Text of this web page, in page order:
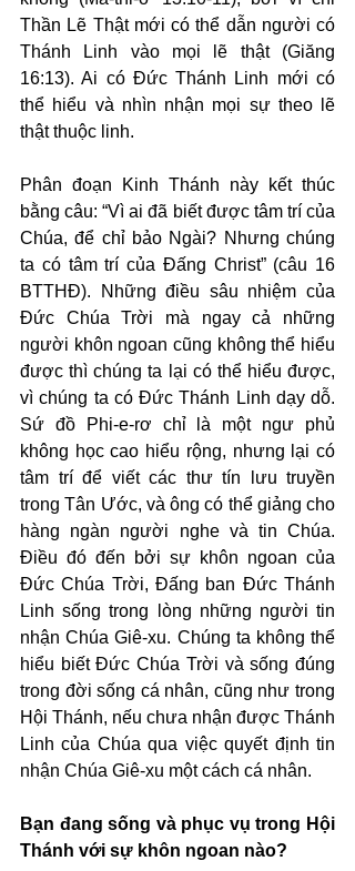
Thần Lẽ Thật mới có thể dẫn người có
Thánh Linh vào mọi lẽ thật (Giăng
16:13). Ai có Đức Thánh Linh mới có
thể hiểu và nhìn nhận mọi sự theo lẽ
thật thuộc linh.
Phân đoạn Kinh Thánh này kết thúc
bằng câu: “Vì ai đã biết được tâm trí của
Chúa, để chỉ bảo Ngài? Nhưng chúng
ta có tâm trí của Đấng Christ” (câu 16
BTTHĐ). Những điều sâu nhiệm của
Đức Chúa Trời mà ngay cả những
người khôn ngoan cũng không thể hiểu
được thì chúng ta lại có thể hiểu được,
vì chúng ta có Đức Thánh Linh dạy dỗ.
Sứ đồ Phi-e-rơ chỉ là một ngư phủ
không học cao hiểu rộng, nhưng lại có
tâm trí để viết các thư tín lưu truyền
trong Tân Ước, và ông có thể giảng cho
hàng ngàn người nghe và tin Chúa.
Điều đó đến bởi sự khôn ngoan của
Đức Chúa Trời, Đấng ban Đức Thánh
Linh sống trong lòng những người tin
nhận Chúa Giê-xu. Chúng ta không thể
hiểu biết Đức Chúa Trời và sống đúng
trong đời sống cá nhân, cũng như trong
Hội Thánh, nếu chưa nhận được Thánh
Linh của Chúa qua việc quyết định tin
nhận Chúa Giê-xu một cách cá nhân.
Bạn đang sống và phục vụ trong Hội
Thánh với sự khôn ngoan nào?